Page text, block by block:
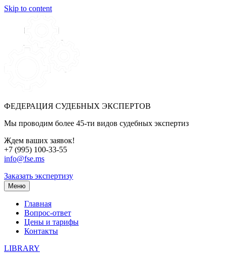
Skip to content
ФЕДЕРАЦИЯ СУДЕБНЫХ ЭКСПЕРТОВ
Мы проводим более 45-ти видов судебных экспертиз
Ждем ваших заявок!
+7 (995) 100-33-55
info@fse.ms
Заказать экспертизу
Меню
Главная
Вопрос-ответ
Цены и тарифы
Контакты
LIBRARY